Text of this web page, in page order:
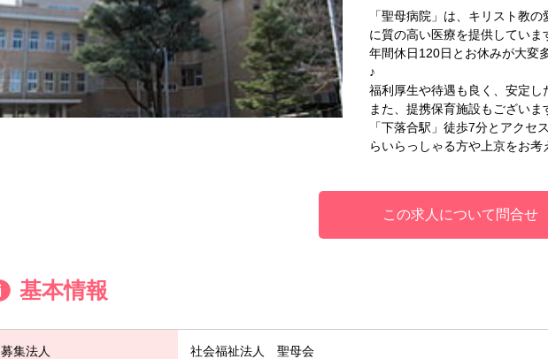
「聖母病院」は、キリスト教
に質の高い医療を提供していま
年間休日120日とお休みが大変
♪
福利厚生や待遇も良く、安定
また、提携保育施設もござい
「下落合駅」徒歩7分とアク
らいらっしゃる方や上京をお
この求人について問合せ
基本情報
募集法人 社会福祉法人 聖母会